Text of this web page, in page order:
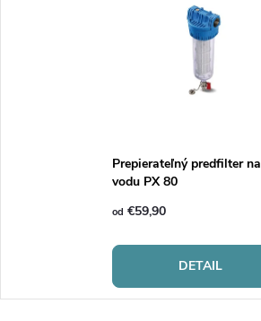
Prepierateľný predfilter na
vodu PX 80
od €59,90
DETAIL